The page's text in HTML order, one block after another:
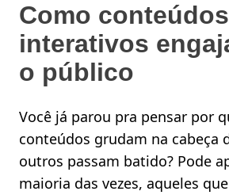
Como conteúdos
interativos
o público
Você já parou pra pensar por
conteúdos grudam na cabeça
outros passam batido? Pode
maioria das vezes, aqueles